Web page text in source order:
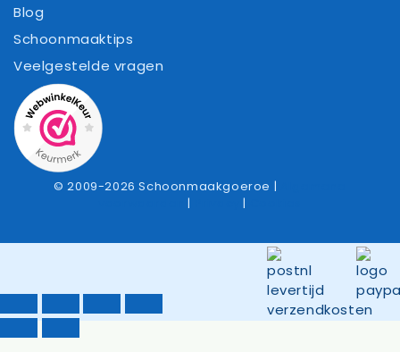
Blog
Schoonmaaktips
Veelgestelde vragen
© 2009-2026 Schoonmaakgoeroe |
| |